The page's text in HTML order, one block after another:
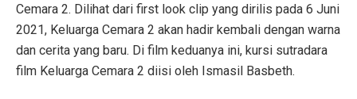
Cemara 2. Dilihat dari first look clip yang dirilis pada 6 Juni
2021, Keluarga Cemara 2 akan hadir kembali dengan warna
dan cerita yang baru. Di film keduanya ini, kursi sutradara
film Keluarga Cemara 2 diisi oleh Ismasil Basbeth.